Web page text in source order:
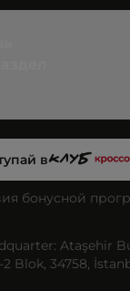
в
бонусной
Ataşehir
Blok, 34758,